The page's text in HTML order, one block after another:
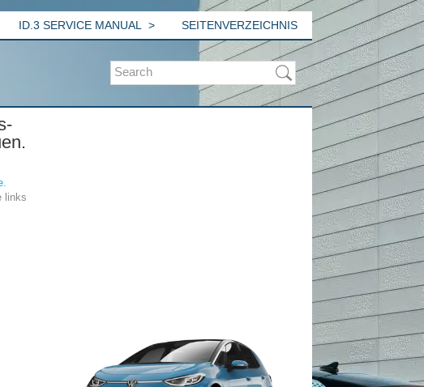
ID.3 SERVICE MANUAL SEITENVERZEICHNIS
links